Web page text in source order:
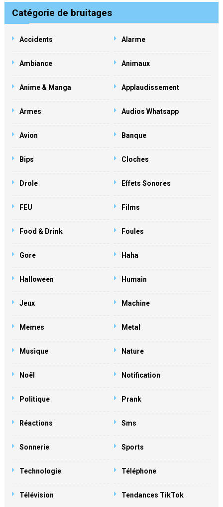
Catégorie de bruitages
Accidents Alarme
Ambiance Animaux
Anime & Manga Applaudissement
Armes Audios Whatsapp
Avion Banque
Bips Cloches
Drole Effets Sonores
FEU Films
Food & Drink Foules
Gore Haha
Halloween Humain
Jeux Machine
Memes Metal
Musique Nature
Noël Notification
Politique Prank
Réactions Sms
Sonnerie Sports
Technologie Téléphone
Télévision Tendances TikTok